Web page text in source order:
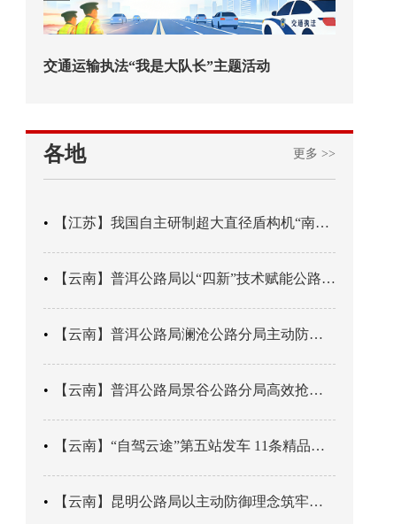
欢迎试用！中交报智能审校系统上线
各地 更多 >>
【江苏】我国自主研制超大直径盾构机“南湖号”在常熟下线
【云南】普洱公路局以“四新”技术赋能公路养护
【云南】普洱公路局澜沧公路分局主动防御成功处置214国道山体崩塌险情
【云南】普洱公路局景谷公路分局高效抢通紧急送医村路
【云南】“自驾云途”第五站发车 11条精品线路串起全域风光
【云南】昆明公路局以主动防御理念筑牢汛期安全防线